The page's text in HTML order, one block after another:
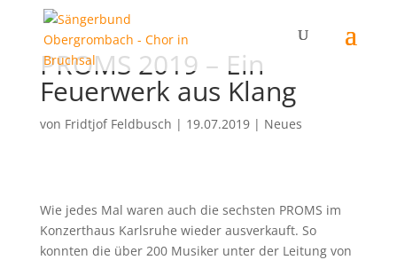
PROMS 2019 – Ein
Feuerwerk aus Klang
von Fridtjof Feldbusch | 19.07.2019| Neues
Wie jedes Mal waren auch die sechsten PROMS im
Konzerthaus Karlsruhe wieder ausverkauft. So
konnten die über 200 Musiker unter der Leitung von